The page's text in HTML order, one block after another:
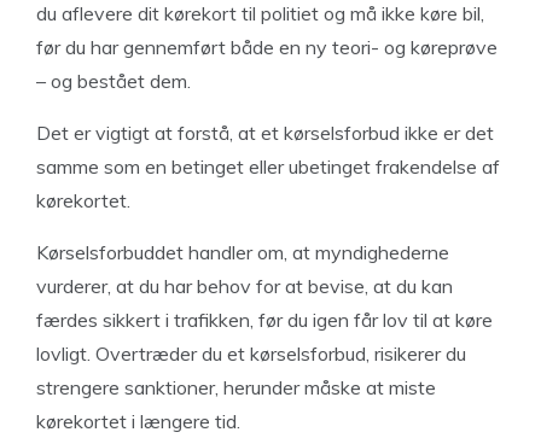
du aflevere dit kørekort til politiet og må ikke køre bil,
før du har gennemført både en ny teori- og køreprøve
– og bestået dem.
Det er vigtigt at forstå, at et kørselsforbud ikke er det
samme som en betinget eller ubetinget frakendelse af
kørekortet.
Kørselsforbuddet handler om, at myndighederne
vurderer, at du har behov for at bevise, at du kan
færdes sikkert i trafikken, før du igen får lov til at køre
lovligt. Overtræder du et kørselsforbud, risikerer du
strengere sanktioner, herunder måske at miste
kørekortet i længere tid.